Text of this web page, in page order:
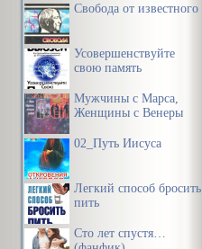
Свобода от известного
Усовершенствуйте
свою память
Мужчины с Марса,
Женщины с Венеры
02_Путь Иисуса
Легкий способ бросить
пить
Сто лет спустя…